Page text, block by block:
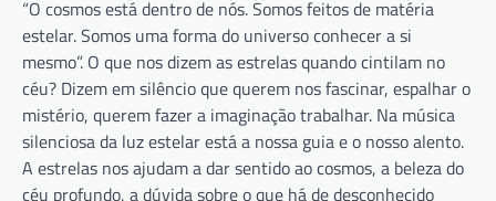
“O cosmos está dentro de nós. Somos feitos de matéria
estelar. Somos uma forma do universo conhecer a si
mesmo”. O que nos dizem as estrelas quando cintilam no
céu? Dizem em silêncio que querem nos fascinar, espalhar o
mistério, querem fazer a imaginação trabalhar. Na música
silenciosa da luz estelar está a nossa guia e o nosso alento.
A estrelas nos ajudam a dar sentido ao cosmos, a beleza do
céu profundo, a dúvida sobre o que há de desconhecido